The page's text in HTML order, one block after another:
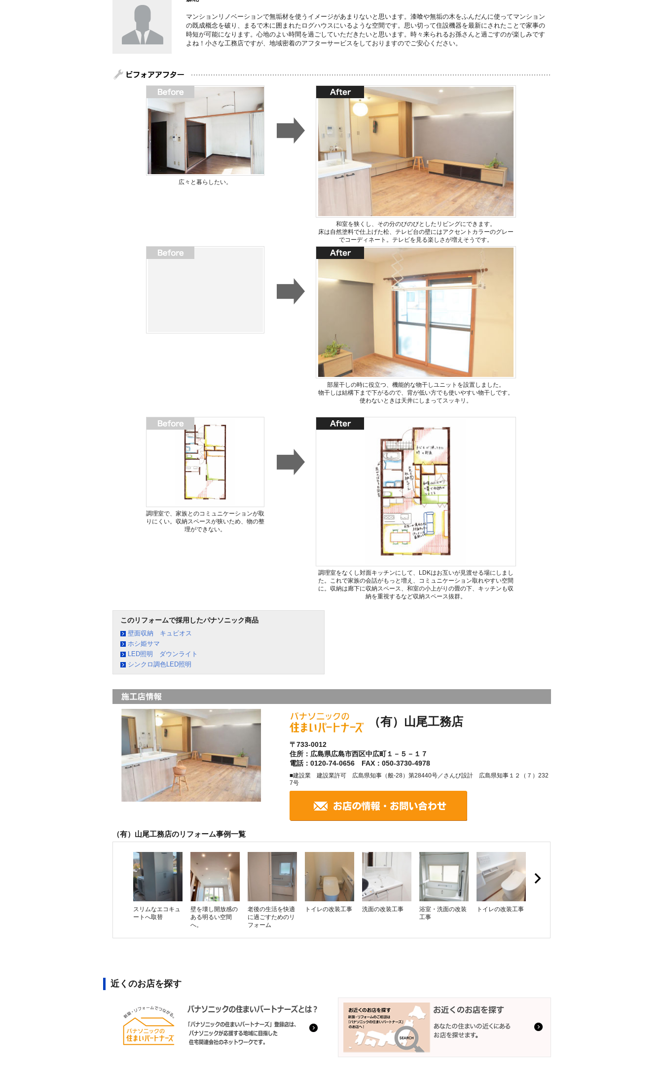
マンションリノベーションで無垢材を使うイメージがあまりないと思います。漆喰や無垢の木をふんだんに使ってマンション
の既成概念を破り、まるで木に囲まれたログハウスにいるような空間です。思い切って住設機器を最新にされたことで家事の
時短が可能になります。心地のよい時間を過ごしていただきたいと思います。時々来られるお孫さんと過ごすのが楽しみです
よね！小さな工務店ですが、地域密着のアフターサービスをしておりますのでご安心ください。
広々と暮らしたい。
和室を狭くし、その分のびのびとしたリビングにできます。
床は自然塗料で仕上げた松、テレビ台の壁にはアクセントカラーのグレー
でコーディネート。テレビを見る楽しさが増えそうです。
部屋干しの時に役立つ、機能的な物干しユニットを設置しました。
物干しは結構下まで下がるので、背が低い方でも使いやすい物干しです。
使わないときは天井にしまってスッキリ。
調理室で、家族とのコミュニケーションが取
りにくい。収納スペースが狭いため、物の整
理ができない。
調理室をなくし対面キッチンにして、LDKはお互いが見渡せる場にしまし
た。これで家族の会話がもっと増え、コミュニケーション取れやすい空間
に。収納は廊下に収納スペース、和室の小上がりの畳の下、キッチンも収
納を重視するなど収納スペース抜群。
このリフォームで採用したパナソニック商品
壁面収納 キュビオス
ホシ姫サマ
LED照明 ダウンライト
シンクロ調色LED照明
（有）山尾工務店
〒733-0012
住所：広島県広島市西区中広町１－５－１７
電話：0120-74-0656 FAX：050-3730-4978
■建設業 建設業許可 広島県知事（般-28）第28440号／さんび設計 広島県知事１２（７）232
7号
（有）山尾工務店のリフォーム事例一覧
スリムなエコキュ
ートへ取替
壁を壊し開放感の
ある明るい空間
へ。
老後の生活を快適
に過ごすためのリ
フォーム
トイレの改装工事 洗面の改装工事
浴室・洗面の改装
工事
トイレの改装工事
近くのお店を探す